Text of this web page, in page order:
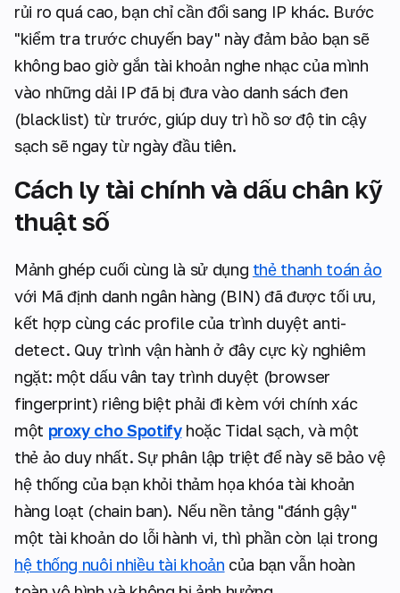
rủi ro quá cao, bạn chỉ cần đổi sang IP khác. Bước
"kiểm tra trước chuyến bay" này đảm bảo bạn sẽ
không bao giờ gắn tài khoản nghe nhạc của mình
vào những dải IP đã bị đưa vào danh sách đen
(blacklist) từ trước, giúp duy trì hồ sơ độ tin cậy
sạch sẽ ngay từ ngày đầu tiên.
Cách ly tài chính và dấu chân kỹ
thuật số
Mảnh ghép cuối cùng là sử dụng thẻ thanh toán ảo
với Mã định danh ngân hàng (BIN) đã được tối ưu,
kết hợp cùng các profile của trình duyệt anti-
detect. Quy trình vận hành ở đây cực kỳ nghiêm
ngặt: một dấu vân tay trình duyệt (browser
fingerprint) riêng biệt phải đi kèm với chính xác
một proxy cho Spotifyhoặc Tidal sạch, và một
thẻ ảo duy nhất. Sự phân lập triệt để này sẽ bảo vệ
hệ thống của bạn khỏi thảm họa khóa tài khoản
hàng loạt (chain ban). Nếu nền tảng "đánh gậy"
một tài khoản do lỗi hành vi, thì phần còn lại trong
hệ thống nuôi nhiều tài khoản của bạn vẫn hoàn